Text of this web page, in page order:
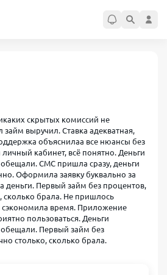
скрытых комиссий не
займ выручил. Ставка адекватная,
объяснилаа все нюансы без
кабинет, всё понятно. Деньги
СМС пришла сразу, деньги
Оформила заявку буквально за
деньги. Первый займ без процентов,
сколько брала. Не пришлось
сэкономила время. Приложение
пользоваться. Деньги
обещали. Первый займ без
столько, сколько брала.